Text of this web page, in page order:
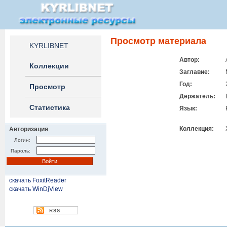
KYRLIBNET
Коллекции
Просмотр
Статистика
Авторизация
Логин:
Пароль:
скачать FoxitReader
скачать WinDjView
Просмотр материала
Автор:
Заглавие:
Год:
Держатель:
Язык:
Коллекция: